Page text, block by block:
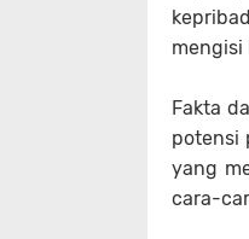
mengisi
Fakta
potensi
yang
cara-